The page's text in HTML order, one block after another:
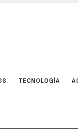
TECNOLOGÍA